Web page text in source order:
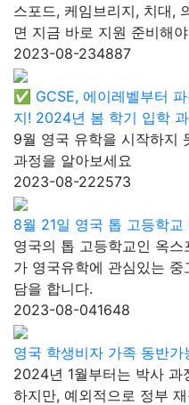
스포드, 케임브리지, 치대,
면 지금 바로 지원 준비해
2023-08-234887
✅ GCSE, 에이레벨부터
지! 2024년 봄 학기 입학
9월 영국 유학을 시작하지
과정을 알아보세요
2023-08-222573
8월 21일 영국 톱 고등학교
영국의 톱 고등학교인 옥
가 영국유학에 관심있는
담을 합니다.
2023-08-041648
영국 학생비자 가족 동반
2024년 1월부터는 박사 과
하지만, 예외적으로 정부